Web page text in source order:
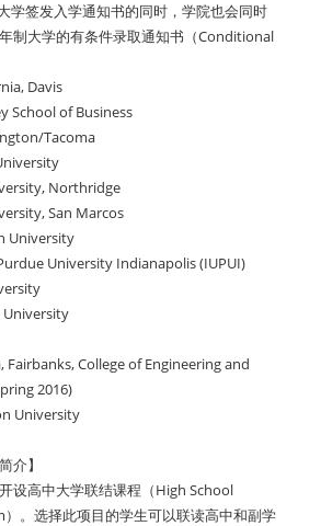
签发入学通知书的同时，学院也会同时
制大学的有条件录取通知书（Conditional
Davis
School of Business
Tacoma
Northridge
San Marcos
University
University Indianapolis (IUPUI)
University
Fairbanks, College of Engineering and
2016)
University
介】
设高中大学联结课程（High School
。选择此项目的学生可以联读高中和副学